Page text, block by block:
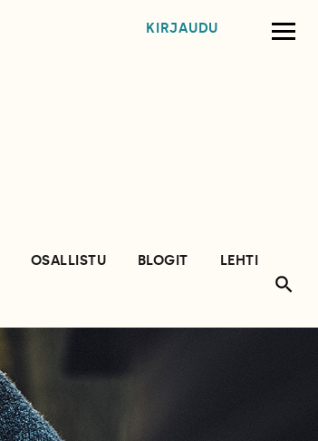
KIRJAUDU
OSALLISTU BLOGIT
LEHTI